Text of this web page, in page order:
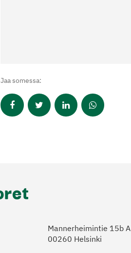
Jaa somessa:
Mannerheimintie 15b A
00260 Helsinki